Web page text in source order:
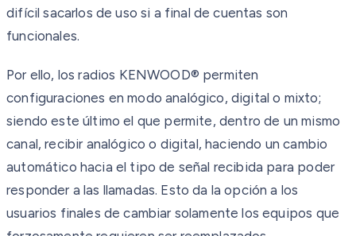
difícil sacarlos de uso si a final de cuentas son
funcionales.
Por ello, los radios KENWOOD® permiten
configuraciones en modo analógico, digital o mixto;
siendo este último el que permite, dentro de un mismo
canal, recibir analógico o digital, haciendo un cambio
automático hacia el tipo de señal recibida para poder
responder a las llamadas. Esto da la opción a los
usuarios finales de cambiar solamente los equipos que